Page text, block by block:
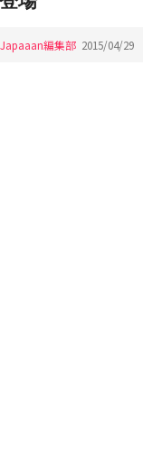
Japaaan編集部 2015/04/29